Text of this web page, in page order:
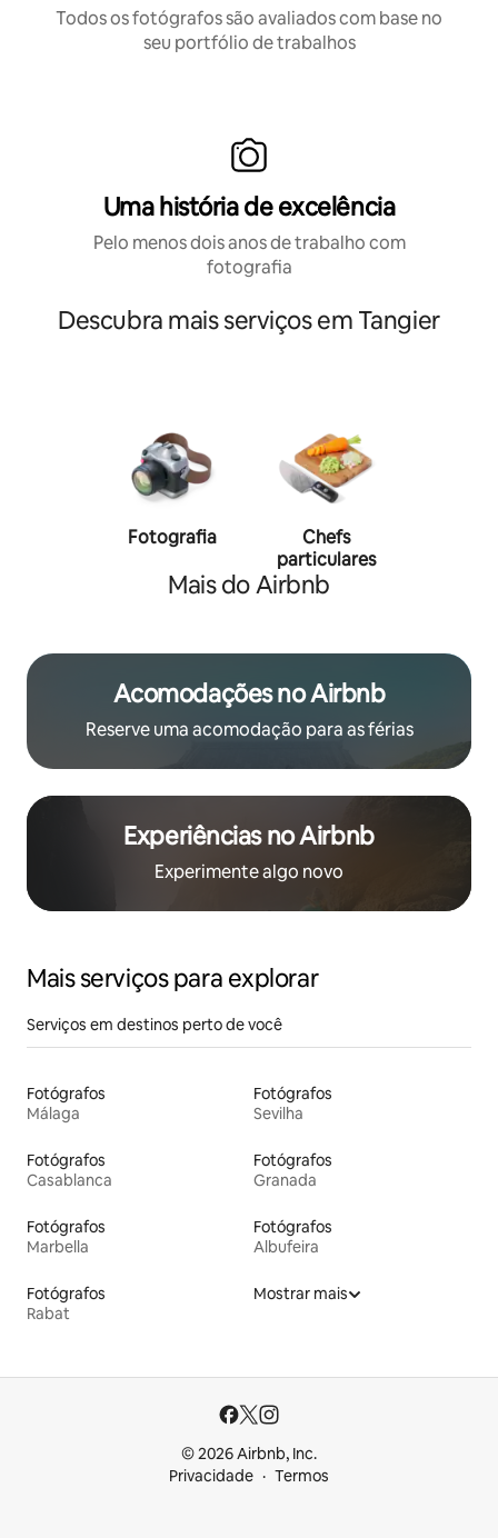
Todos os fotógrafos são avaliados com base no
seu portfólio de trabalhos
Uma história de excelência
Pelo menos dois anos de trabalho com
fotografia
Descubra mais serviços em Tangier
Fotografia
Chefs
particulares
Mais do Airbnb
Acomodações no Airbnb
Reserve uma acomodação para as férias
Experiências no Airbnb
Experimente algo novo
Mais serviços para explorar
Serviços em destinos perto de você
Fotógrafos
Málaga
Fotógrafos
Sevilha
Fotógrafos
Casablanca
Fotógrafos
Granada
Fotógrafos
Marbella
Fotógrafos
Albufeira
Fotógrafos
Rabat
Mostrar mais
© 2026 Airbnb, Inc.
Privacidade
Termos